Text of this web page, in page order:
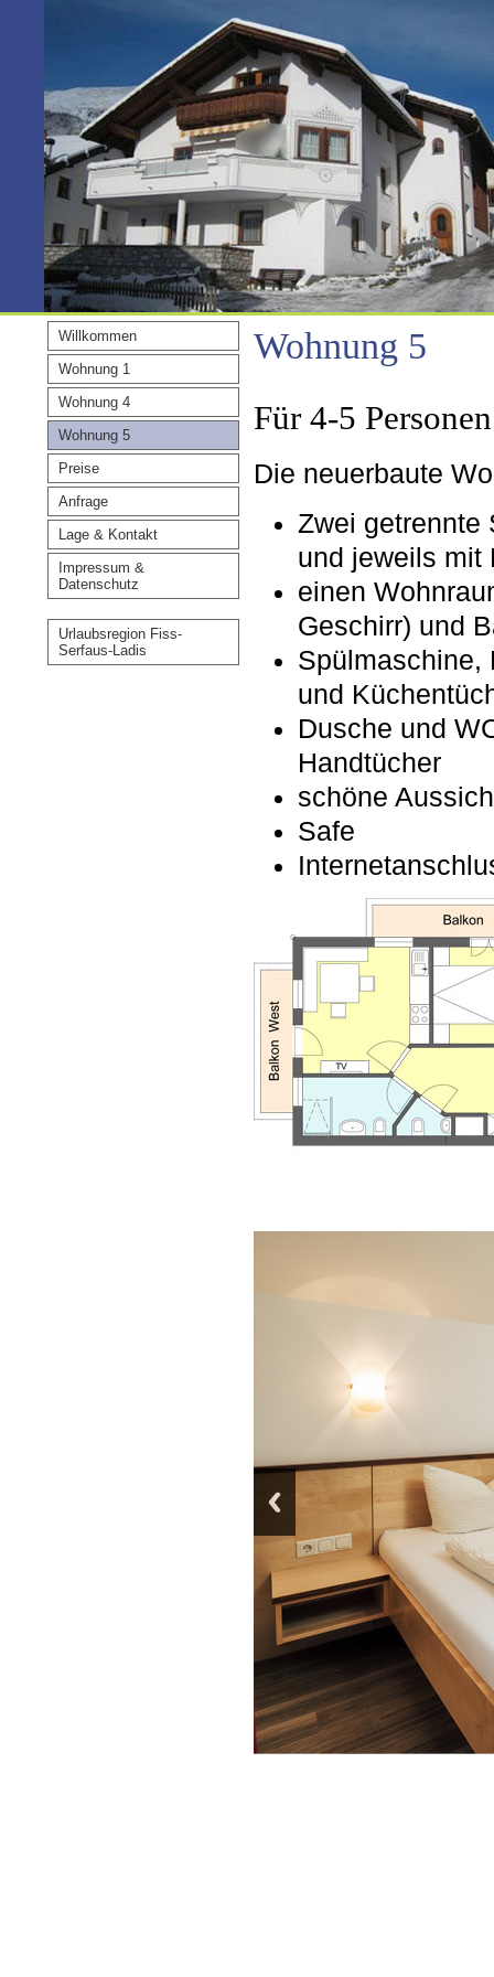
Willkommen
Wohnung 1
Wohnung 4
Wohnung 5
Preise
Anfrage
Lage & Kontakt
Impressum &
Datenschutz
Urlaubsregion Fiss-
Serfaus-Ladis
Wohnung 5
Für 4-5
Die neuerbaute
Zwei getrennte
und jeweils mit
einen
Geschirr) und
Spülmaschine,
und
Dusche und
Handtücher
schöne
Safe